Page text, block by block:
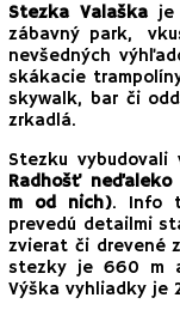
Stezka Valaška je
zábavný park,
nevšedných
skákacie
skywalk, bar či
zrkadlá.
Stezku
Radhošť neďaleko
m od nich). Info
prevedú detailmi
zvierat či drevené
stezky je 660 m
Výška vyhliadky je